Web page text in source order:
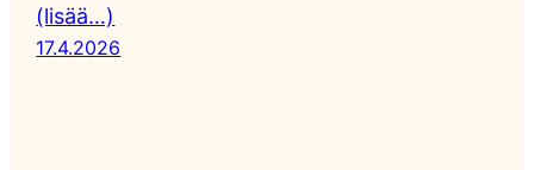
(lisää…)
17.4.2026